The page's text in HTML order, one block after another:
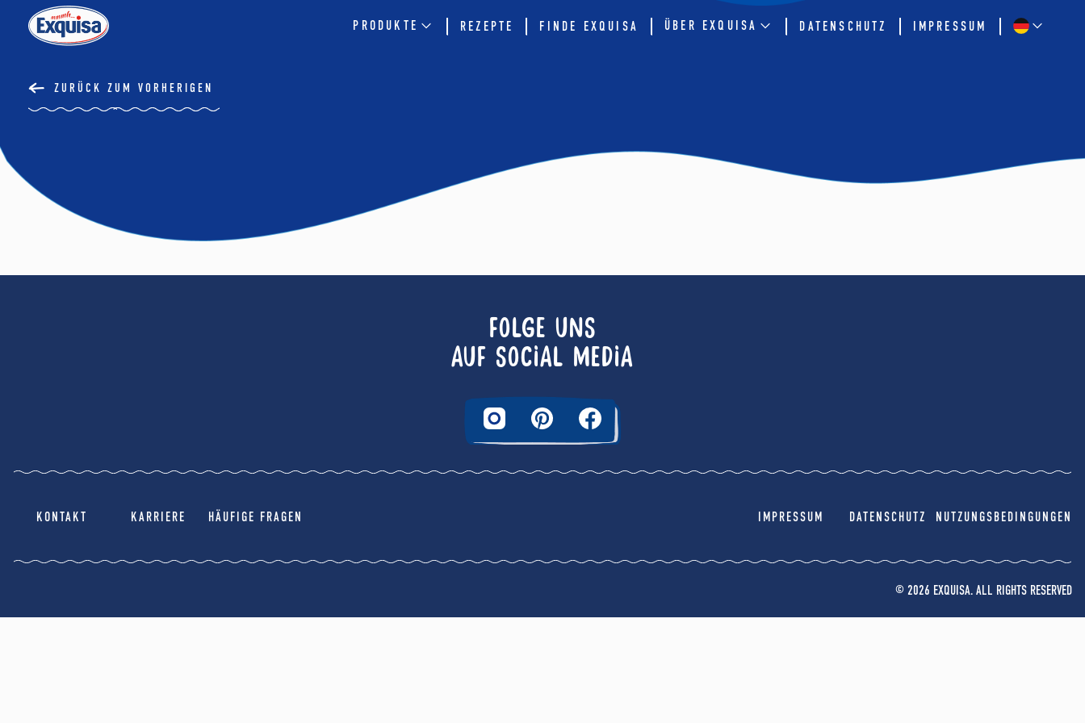
PRODUKTE REZEPTE FINDE EXQUISA ÜBER EXQUISA DATENSCHUTZ IMPRESSUM
ZURÜCK ZUM VORHERIGEN
FOLGE UNS
AUF SOCIAL MEDIA
KONTAKT KARRIERE HÄUFIGE FRAGEN IMPRESSUM DATENSCHUTZ NUTZUNGSBEDINGUNGEN
© 2026 EXQUISA. ALL RIGHTS RESERVED